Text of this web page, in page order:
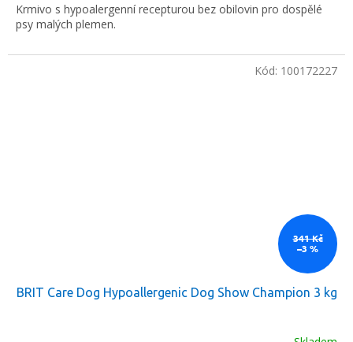
Krmivo s hypoalergenní recepturou bez obilovin pro dospělé
psy malých plemen.
341 Kč
–3 %
BRIT Care Dog Hypoallergenic Dog Show Champion 3 kg
Kód: 100172227